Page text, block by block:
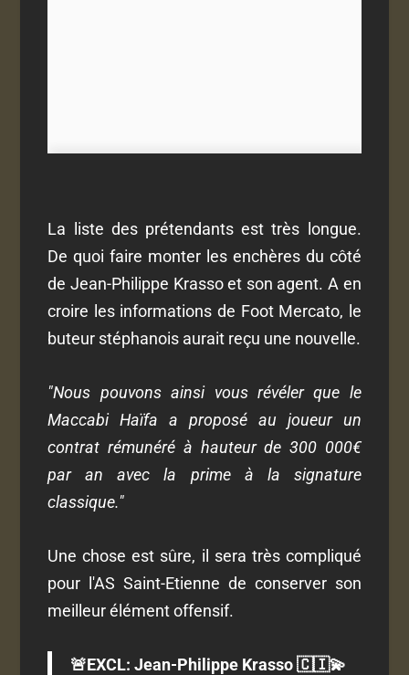
La liste des prétendants est très longue.
De quoi faire monter les enchères du côté
de Jean-Philippe Krasso et son agent. A en
croire les informations de Foot Mercato, le
buteur stéphanois aurait reçu une nouvelle.
"Nous pouvons ainsi vous révéler que le
Maccabi Haïfa a proposé au joueur un
contrat rémunéré à hauteur de 300 000€
par an avec la prime à la signature
classique."
Une chose est sûre, il sera très compliqué
pour l'AS Saint-Etienne de conserver son
meilleur élément offensif.
🚨EXCL: Jean-Philippe Krasso 🇨🇮💫